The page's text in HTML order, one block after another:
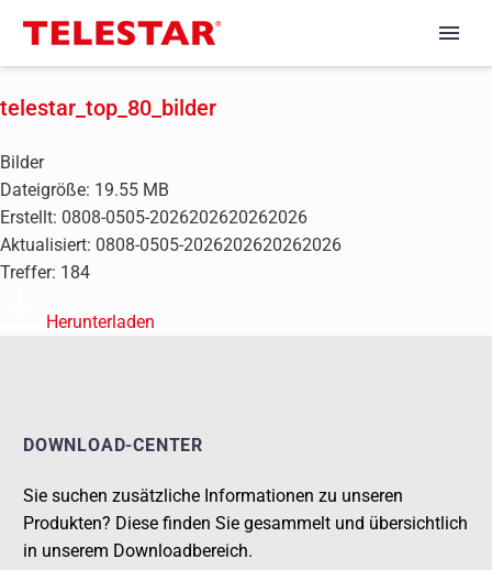
telestar_top_80_bilder
Bilder
Dateigröße: 19.55 MB
Erstellt: 0808-0505-2026202620262026
Aktualisiert: 0808-0505-2026202620262026
Treffer: 184
Herunterladen
DOWNLOAD-CENTER
Sie suchen zusätzliche Informationen zu unseren
Produkten? Diese finden Sie gesammelt und übersichtlich
in unserem Downloadbereich.